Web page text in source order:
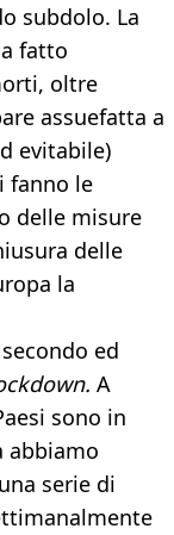
subdolo. La
fatto
oltre
assuefatta a
evitabile)
fanno le
delle misure
delle
la
ed
A
sono in
abbiamo
serie di